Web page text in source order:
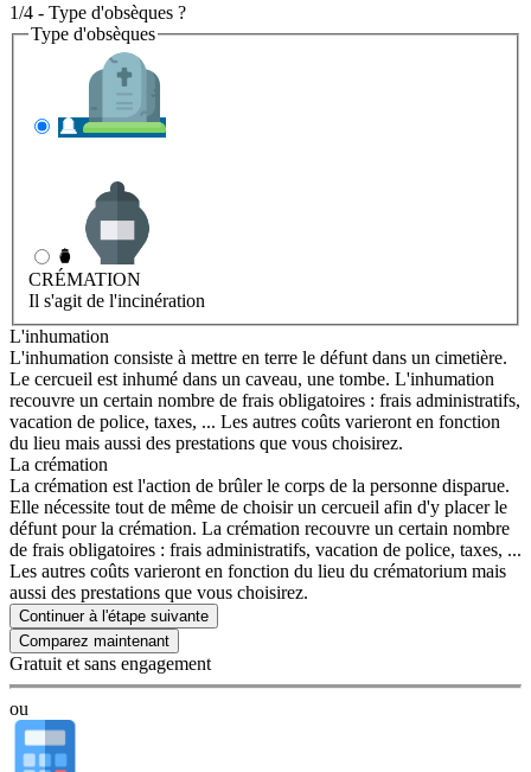
1/4 - Type d'obsèques ?
Type d'obsèques
CRÉMATION
Il s'agit de l'incinération
L'inhumation
L'inhumation consiste à mettre en terre le défunt dans un cimetière.
Le cercueil est inhumé dans un caveau, une tombe. L'inhumation
recouvre un certain nombre de frais obligatoires : frais administratifs,
vacation de police, taxes, ... Les autres coûts varieront en fonction
du lieu mais aussi des prestations que vous choisirez.
La crémation
La crémation est l'action de brûler le corps de la personne disparue.
Elle nécessite tout de même de choisir un cercueil afin d'y placer le
défunt pour la crémation. La crémation recouvre un certain nombre
de frais obligatoires : frais administratifs, vacation de police, taxes, ...
Les autres coûts varieront en fonction du lieu du crématorium mais
aussi des prestations que vous choisirez.
Continuer à l'étape suivante
Gratuit et sans engagement
ou